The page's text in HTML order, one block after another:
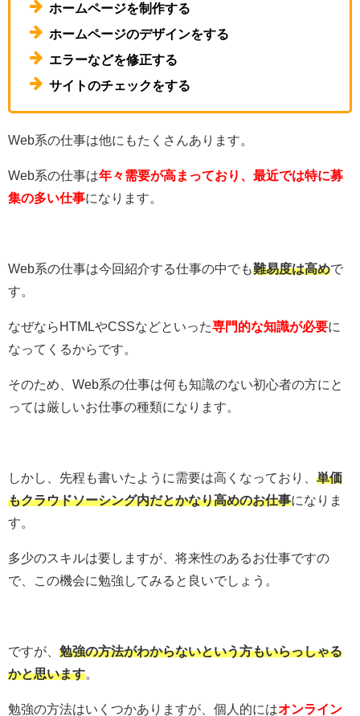
ホームページを制作する
ホームページのデザインをする
エラーなどを修正する
サイトのチェックをする
Web系の仕事は他にもたくさんあります。
Web系の仕事は年々需要が高まっており、最近では特に募
集の多い仕事になります。
Web系の仕事は今回紹介する仕事の中でも難易度は高めで
す。
なぜならHTMLやCSSなどといった専門的な知識が必要に
なってくるからです。
そのため、Web系の仕事は何も知識のない初心者の方にと
っては厳しいお仕事の種類になります。
しかし、先程も書いたように需要は高くなっており、 単価
もクラウドソーシング内だとかなり高めのお仕事になりま
す。
多少のスキルは要しますが、将来性のあるお仕事ですの
で、この機会に勉強してみると良いでしょう。
ですが、 勉強の方法がわからないという方もいらっしゃる
かと思います
勉強の方法はいくつかありますが、個人的にはオンライン